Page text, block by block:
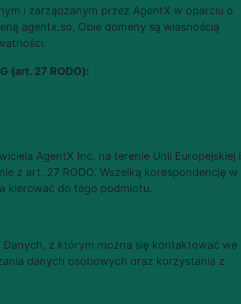
i zarządzanym przez AgentX w oparciu o
agentx.so. Obie domeny są własnością
(art. 27 RODO):
AgentX Inc. na terenie Unii Europejskiej i
z art. 27 RODO. Wszelką korespondencję w
kierować do tego podmiotu.
z którym można się kontaktować we
danych osobowych oraz korzystania z